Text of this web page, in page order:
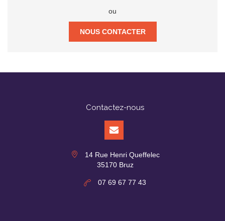
ou
NOUS CONTACTER
Contactez-nous
14 Rue Henri Queffelec
35170 Bruz
07 69 67 77 43